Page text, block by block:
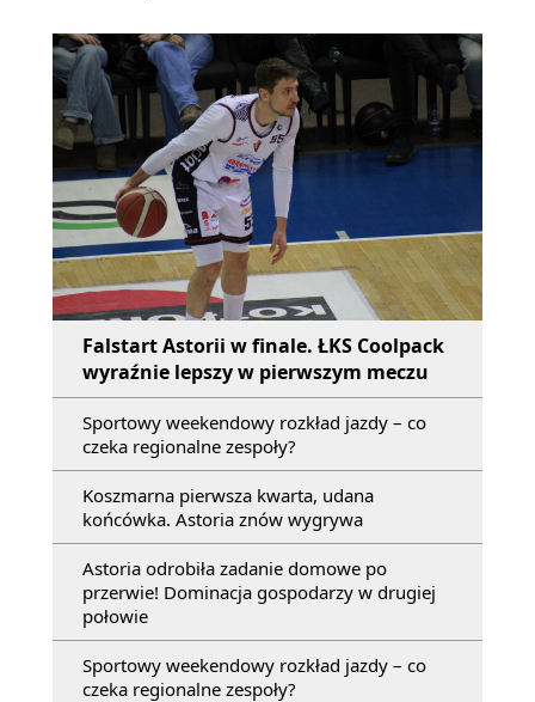
Falstart Astorii w finale. ŁKS Coolpack
wyraźnie lepszy w pierwszym meczu
Sportowy weekendowy rozkład jazdy – co
czeka regionalne zespoły?
Koszmarna pierwsza kwarta, udana
końcówka. Astoria znów wygrywa
Astoria odrobiła zadanie domowe po
przerwie! Dominacja gospodarzy w drugiej
połowie
Sportowy weekendowy rozkład jazdy – co
czeka regionalne zespoły?